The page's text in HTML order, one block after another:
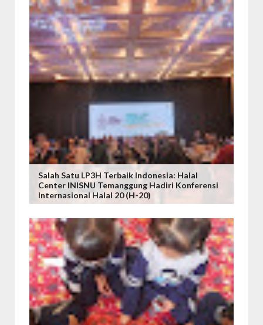
Salah Satu LP3H Terbaik Indonesia: Halal
Center INISNU Temanggung Hadiri Konferensi
Internasional Halal 20 (H-20)